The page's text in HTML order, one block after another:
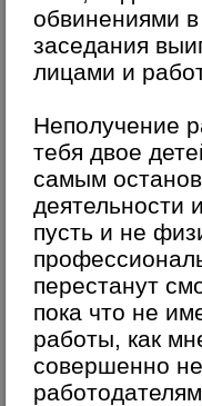
обвинениями
заседания
лицами и
Неполучение
тебя двое
самым
деятельности
пусть и не
перестанут
пока что не
работы, как
совершенно